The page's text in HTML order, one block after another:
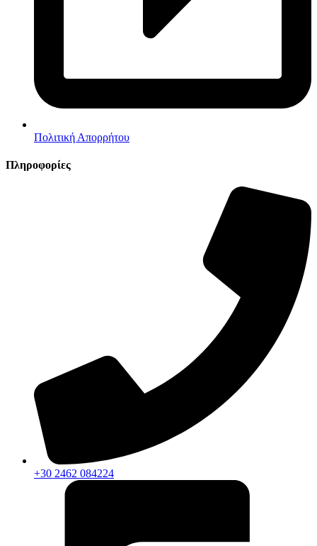
Πολιτική Απορρήτου
Πληροφορίες
+30 2462 084224